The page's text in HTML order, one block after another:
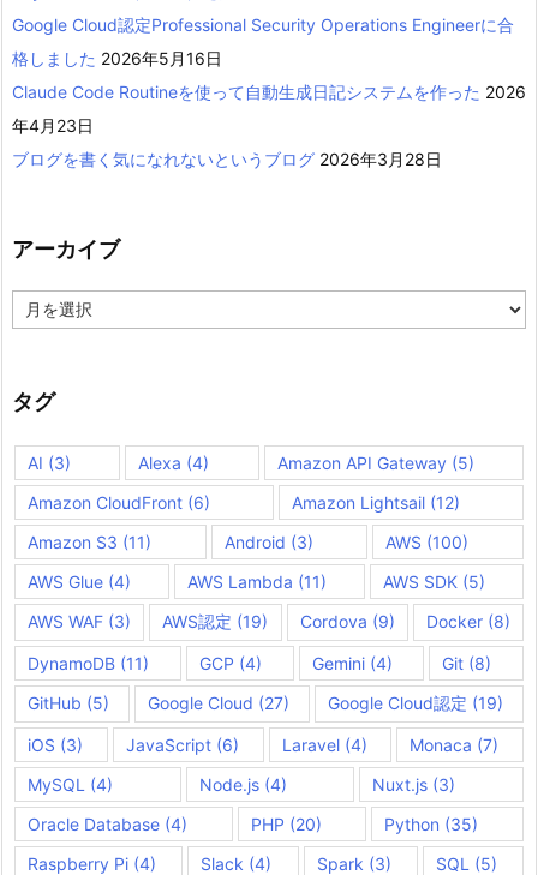
Google Cloud認定Professional Security Operations Engineerに合
格しました 2026年5月16日
Claude Code Routineを使って自動生成日記システムを作った 2026
年4月23日
ブログを書く気になれないというブログ 2026年3月28日
アーカイブ
ー
ブ
タグ
AI (3) Alexa (4) Amazon API Gateway (5)
Amazon CloudFront (6) Amazon Lightsail (12)
Amazon S3 (11) Android (3) AWS (100)
AWS Glue (4) AWS Lambda (11) AWS SDK (5)
AWS WAF (3) AWS認定 (19) Cordova (9) Docker(8)
DynamoDB (11) GCP (4) Gemini(4) Git (8)
GitHub (5) Google Cloud (27) Google Cloud認定 (19)
iOS (3) JavaScript(6) Laravel(4) Monaca (7)
MySQL (4) Node.js(4) Nuxt.js (3)
Oracle Database (4) PHP (20) Python (35)
Raspberry Pi (4) Slack (4) Spark (3) SQL (5)